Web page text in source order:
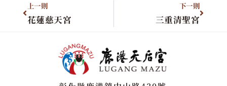
上一則
花蓮慈天宮
下一則
三重清聖宮